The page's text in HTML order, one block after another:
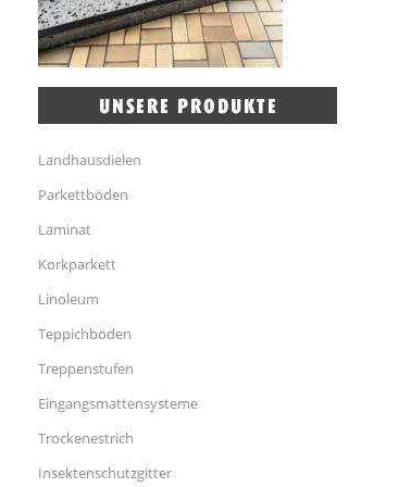
Landhausdielen
Parkettböden
Laminat
Korkparkett
Linoleum
Teppichböden
Treppenstufen
Eingangsmattensysteme
Trockenestrich
Insektenschutzgitter